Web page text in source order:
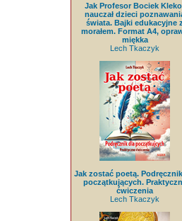
Jak Profesor Bociek
nauczał dzieci
świata. Bajki edukacyjne z
morałem. Format A4,
miękka
Lech Tkaczyk
Jak zostać poetą.
początkujących.
ćwiczenia
Lech Tkaczyk